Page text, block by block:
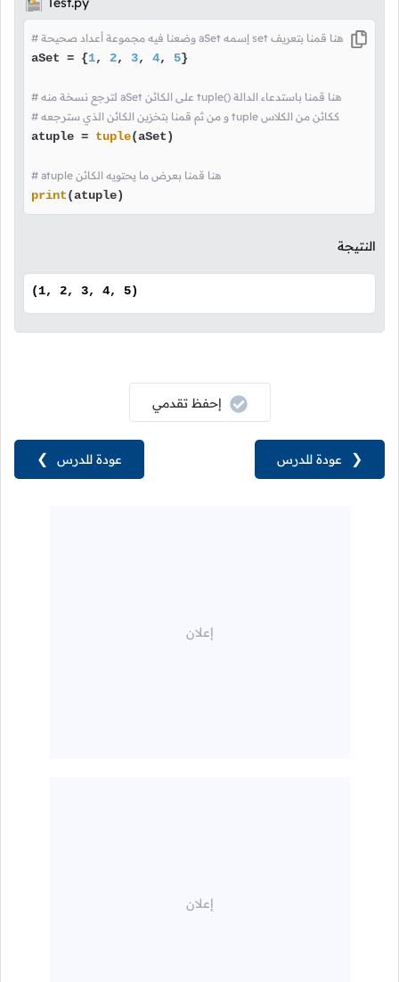
# وضعنا فيه مجموعة أعداد صحيحة aSet إسمه set هنا قمنا بتعريف
aSet = {1, 2, 3, 4, 5}
# لترجع نسخة منه aSet على الكائن tuple() هنا قمنا باستدعاء الدالة
atuple = tuple(aSet)
# atuple هنا قمنا بعرض ما يحتويه الكائن
print(atuple)
النتيجة
(1, 2, 3, 4, 5)
عودة للدرس ❯
إحفظ تقدمي
❮ عودة للدرس